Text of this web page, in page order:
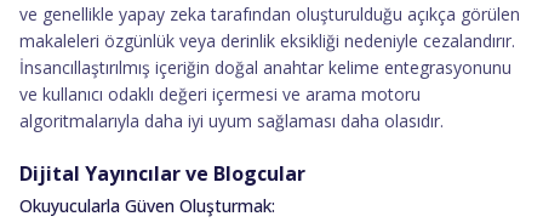
ve genellikle yapay zeka tarafından oluşturulduğu açıkça görülen
makaleleri özgünlük veya derinlik eksikliği nedeniyle cezalandırır.
İnsancıllaştırılmış içeriğin doğal anahtar kelime entegrasyonunu
ve kullanıcı odaklı değeri içermesi ve arama motoru
algoritmalarıyla daha iyi uyum sağlaması daha olasıdır.
Dijital Yayıncılar ve Blogcular
Okuyucularla Güven Oluşturmak: